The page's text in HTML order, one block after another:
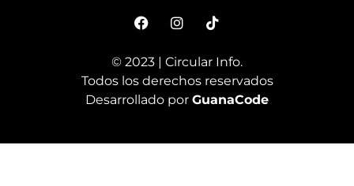
© 2023 | Circular Info.
Todos los derechos reservados
Desarrollado por GuanaCode